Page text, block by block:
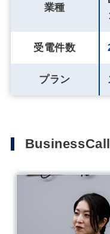
業種
受電件数
プラン